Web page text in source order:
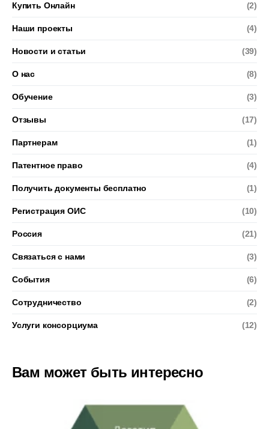
Купить Онлайн (2)
Наши проекты (4)
Новости и статьи (39)
О нас (8)
Обучение (3)
Отзывы (17)
Партнерам (1)
Патентное право (4)
Получить документы бесплатно (1)
Регистрация ОИС (10)
Россия (21)
Связаться с нами (3)
События (6)
Сотрудничество (2)
Услуги консорциума (12)
Вам может быть интересно